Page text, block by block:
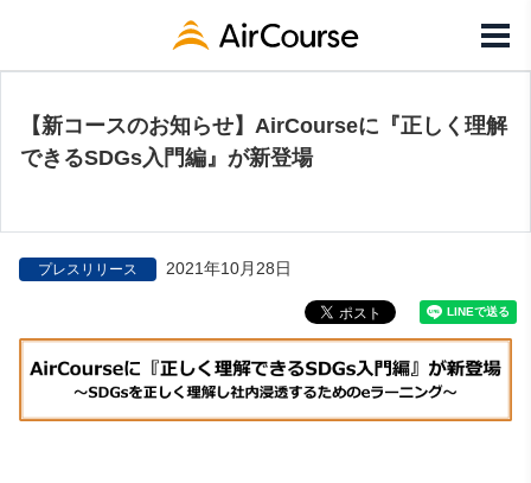
【新コースのお知らせ】AirCourseに『正しく理解
できるSDGs入門編』が新登場
プレスリリース 2021年10月28日